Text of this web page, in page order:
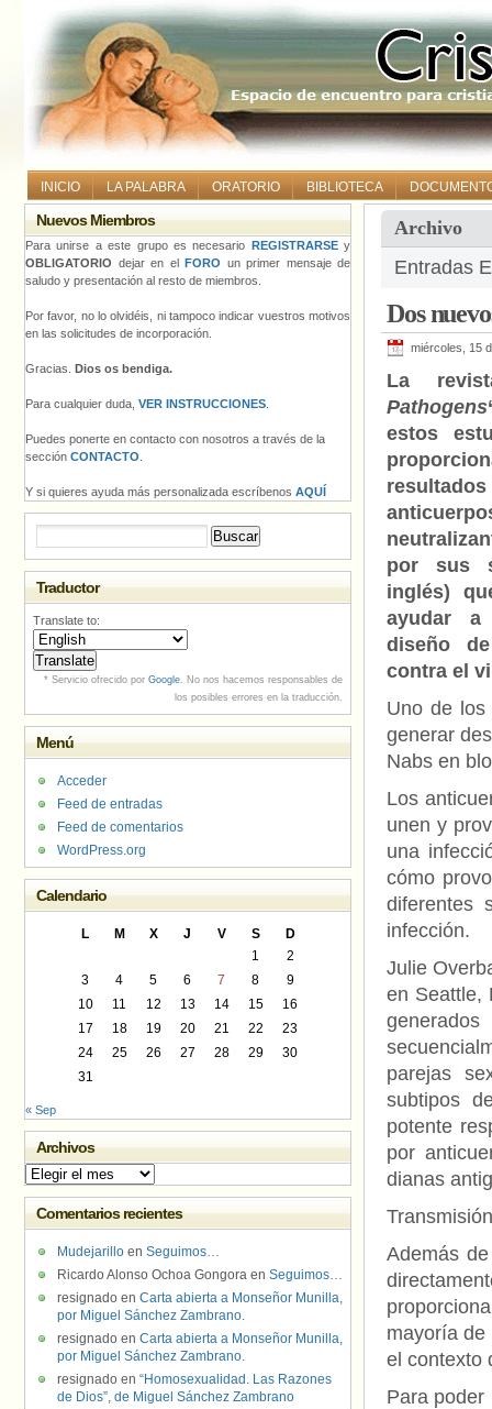
INICIO LA PALABRA ORATORIO BIBLIOTECA
Archivo
Entradas
Dos
miércoles, 15
La
Pathogens
estos
por sus
inglés)
ayudar
diseño
contra el
Uno de los
generar
Nabs en
Los
unen y
una
cómo
diferentes
infección.
Julie
en Seattle,
parejas
subtipos
potente
por
dianas
Además
mayoría de
el contexto
Para poder
Nuevos Miembros
Para unirse a este grupo es necesario REGISTRARSEy
OBLIGATORIO dejar en el FORO un primer mensaje de
saludo y presentación al resto de miembros.
Por favor, no lo olvidéis, ni tampoco indicar vuestros motivos
en las solicitudes de incorporación.
Gracias. Dios os bendiga.
Para cualquier duda, VER INSTRUCCIONES
Puedes ponerte en contacto con nosotros a través de la
sección CONTACTO
Y si quieres ayuda más personalizada escríbenos AQUÍ
Traductor
Translate to:
* Servicio ofrecido por Google. No nos hacemos responsables de
los posibles errores en la traducción.
Menú
Acceder
Feed de entradas
Feed de comentarios
WordPress.org
Calendario
L M X J V S
D
1
2
3
4 5 6 7 8
9
10
11 12 13 14 15
16
17
18 19 20 21 22
23
24
25 26 27 28 29
30
31
« Sep
Archivos
Archivos
Comentarios recientes
Mudejarillo en Seguimos…
Ricardo Alonso Ochoa Gongora en Seguimos…
resignado en Carta abierta a Monseñor Munilla,
por Miguel Sánchez Zambrano.
resignado en Carta abierta a Monseñor Munilla,
por Miguel Sánchez Zambrano.
resignado en “Homosexualidad. Las Razones
de Dios”, de Miguel Sánchez Zambrano